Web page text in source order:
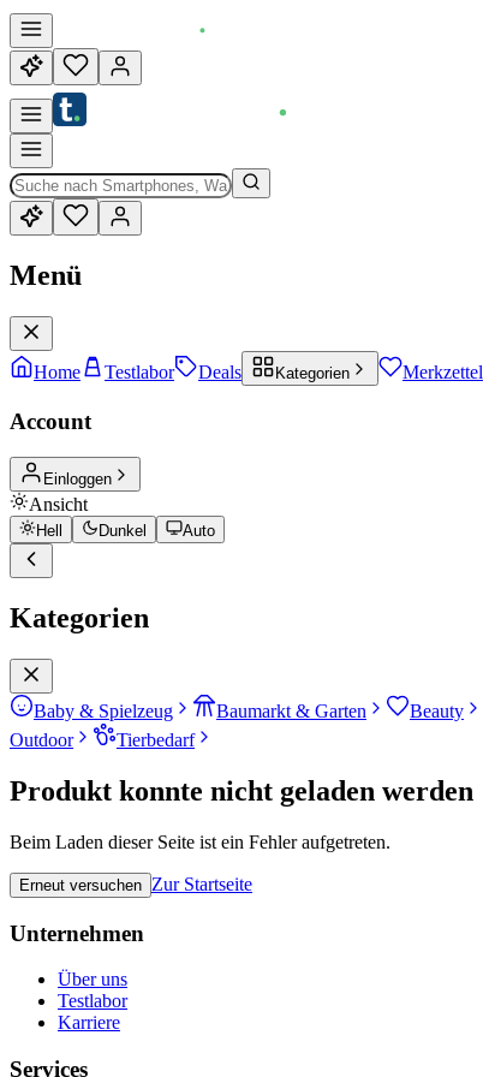
Menü
Home Testlabor Deals Kategorien Merkzettel
Account
Einloggen
Ansicht
Hell Dunkel Auto
Kategorien
Baby & Spielzeug Baumarkt & Garten Beauty
Outdoor
Tierbedarf
Produkt konnte nicht geladen werden
Beim Laden dieser Seite ist ein Fehler aufgetreten.
Erneut versuchen Zur Startseite
Unternehmen
Über uns
Testlabor
Karriere
Services